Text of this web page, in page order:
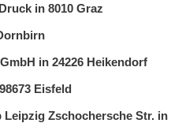
in 8010 Graz
in 24226 Heikendorf
Eisfeld
Zschochersche Str. in